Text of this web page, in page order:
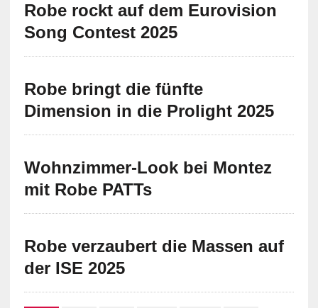
Robe rockt auf dem Eurovision
Song Contest 2025
Robe bringt die fünfte
Dimension in die Prolight 2025
Wohnzimmer-Look bei Montez
mit Robe PATTs
Robe verzaubert die Massen auf
der ISE 2025